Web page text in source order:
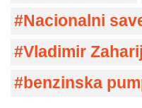
Nacionalni
Vladimir
benzinska